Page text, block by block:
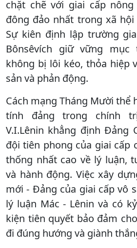
chặt chẽ với giai cấp
đông đảo nhất trong xã hội
Sự kiên định lập trường
Bônsêvích giữ vững mục
không bị lôi kéo, thỏa hiệp
sản và phản động.
Cách mạng Tháng Mười thể
tính đảng trong chính
V.I.Lênin khẳng định Đảng
đội tiên phong của giai cấp
thống nhất cao về lý luận,
và hành động. Việc xây
mới - Đảng của giai cấp vô
lý luận Mác - Lênin và có
kiện tiên quyết bảo đảm
đi đúng hướng và giành